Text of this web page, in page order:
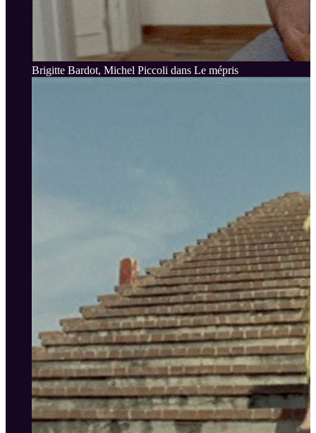
Brigitte Bardot, Michel Piccoli dans Le mépris